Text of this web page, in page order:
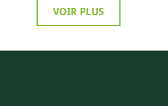
VOIR PLUS